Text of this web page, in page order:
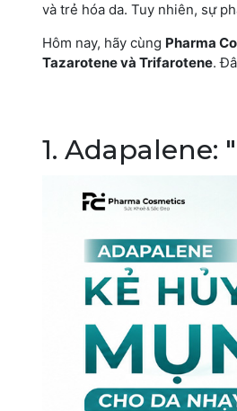
và trẻ hóa da. Tuy nhiên, sự
Hôm nay, hãy cùng Pharma
Tazarotene và Trifarotene.
1.